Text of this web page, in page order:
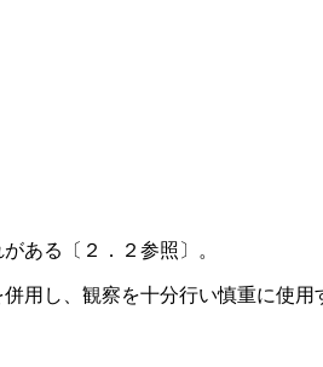
ある〔２．２参照〕。
用し、観察を十分行い慎重に使用